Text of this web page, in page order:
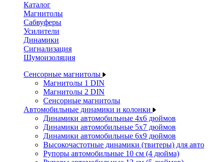
Каталог
Магнитолы
Сабвуферы
Усилители
Динамики
Сигнализация
Шумоизоляция
Сенсорные магнитолы
Магнитолы 1 DIN
Магнитолы 2 DIN
Сенсорные магнитолы
Автомобильные динамики и колонки
Динамики автомобильные 4x6 дюймов
Динамики автомобильные 5x7 дюймов
Динамики автомобильные 6x9 дюймов
Высокочастотные динамики (твитеры) для авто
Рупоры автомобильные 10 см (4 дюйма)